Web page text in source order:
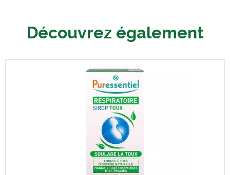
Découvrez également